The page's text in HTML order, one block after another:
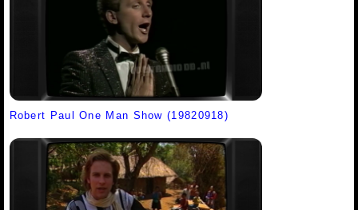
Robert Paul One Man Show (19820918)